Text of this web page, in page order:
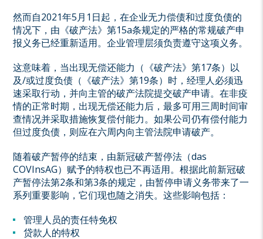
然而自2021年5月1日起，在企业无力偿债和过度负债的
情况下，由《破产法》第15a条规定的严格的常规破产申
报义务已经重新适用。企业管理层须负责遵守这项义务。
这意味着，当出现无偿还能力（《破产法》第17条）以
及/或过度负债（《破产法》第19条）时，经理人必须迅
速采取行动，并向主管的破产法院提交破产申请。在非疫
情的正常时期，出现无偿还能力后，最多可用三周时间审
查情况并采取措施恢复偿付能力。如果公司仍有偿付能力
但过度负债，则应在六周内向主管法院申请破产。
随着破产暂停的结束，由新冠破产暂停法（das
COVInsAG）赋予的特权也已不再适用。根据此前新冠破
产暂停法第2条和第3条的规定，由暂停申请义务带来了一
系列重要影响，它们现也随之消失。这些影响包括：
管理人员的责任特免权
贷款人的特权